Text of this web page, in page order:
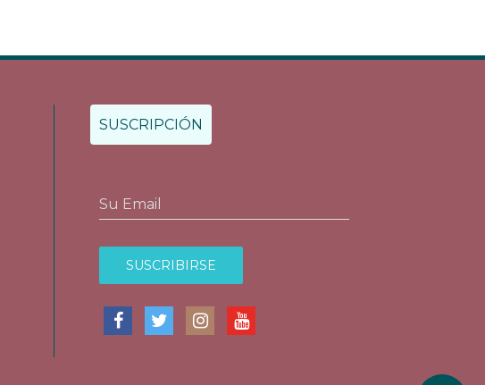
SUSCRIPCIÓN
Su Email
SUSCRIBIRSE